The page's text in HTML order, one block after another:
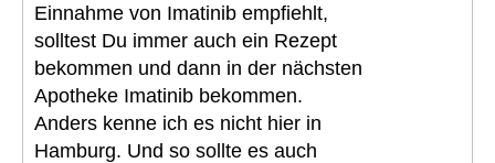
Einnahme von Imatinib empfiehlt,
solltest Du immer auch ein Rezept
bekommen und dann in der nächsten
Apotheke Imatinib bekommen.
Anders kenne ich es nicht hier in
Hamburg. Und so sollte es auch